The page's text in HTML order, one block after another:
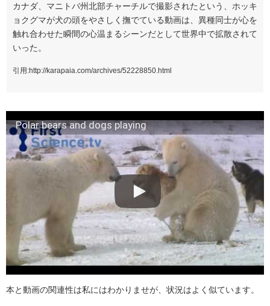
カナダ、マニトバ州北部チャーチルで撮影されたという、ホッキ
ョクグマが犬の頭をやさしく撫でている動画は、異種同士が心を
触れ合わせた瞬間の心温まるシーンだとして世界中で拡散されて
いった。
引用 :http://karapaia.com/archives/52228850.html
Polar bears and dogs playing
本と動画の関連性は私にはわかりませが、状況はよく似ています。